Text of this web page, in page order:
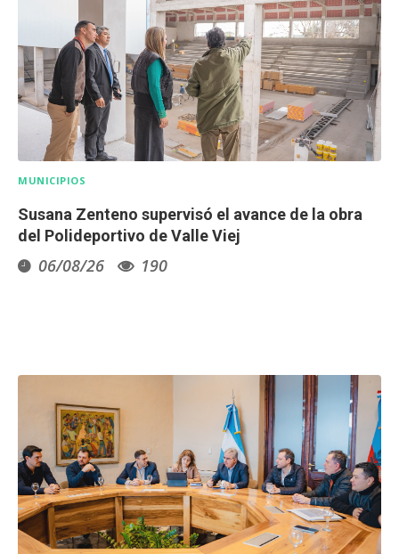
MUNICIPIOS
Susana Zenteno supervisó el avance de la obra
del Polideportivo de Valle Viej
06/08/26 190